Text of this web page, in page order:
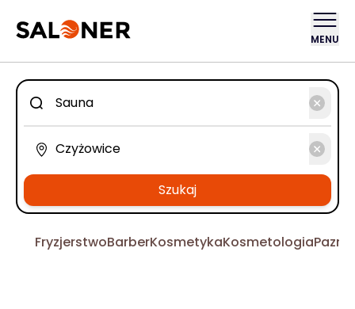
MENU
Szukaj
FryzjerstwoBarberKosmetykaKosmetologia